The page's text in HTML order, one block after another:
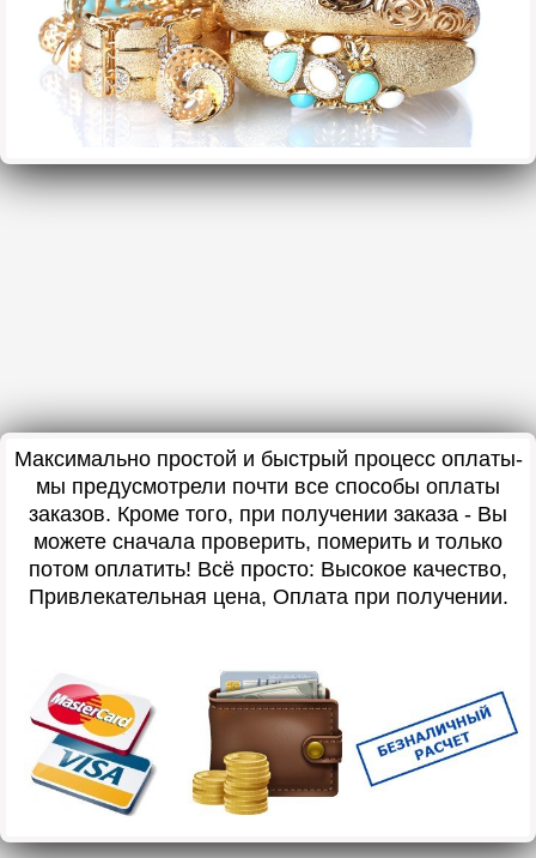
Максимально простой и быстрый процесс оплаты-
мы предусмотрели почти все способы оплаты
заказов. Кроме того, при получении заказа - Вы
можете сначала проверить, померить и только
потом оплатить! Всё просто: Высокое качество,
Привлекательная цена, Оплата при получении.